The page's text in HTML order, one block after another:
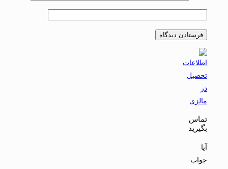
تماس
بگیرید
آیا
جواب